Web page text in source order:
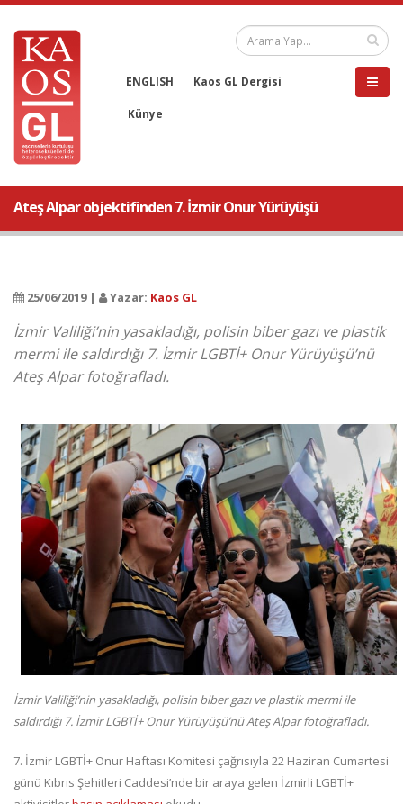
ENGLISH Kaos GL Dergisi
Künye
Ateş Alpar objektifinden 7. İzmir Onur Yürüyüşü
25/06/2019 | Yazar: Kaos GL
İzmir Valiliği’nin yasakladığı, polisin biber gazı ve plastik
mermi ile saldırdığı 7. İzmir LGBTİ+ Onur Yürüyüşü’nü
Ateş Alpar fotoğrafladı.
İzmir Valiliği’nin yasakladığı, polisin biber gazı ve plastik mermi ile
saldırdığı 7. İzmir LGBTİ+ Onur Yürüyüşü’nü Ateş Alpar fotoğrafladı.
7. İzmir LGBTİ+ Onur Haftası Komitesi çağrısıyla 22 Haziran Cumartesi
günü Kıbrıs Şehitleri Caddesi’nde bir araya gelen İzmirli LGBTİ+